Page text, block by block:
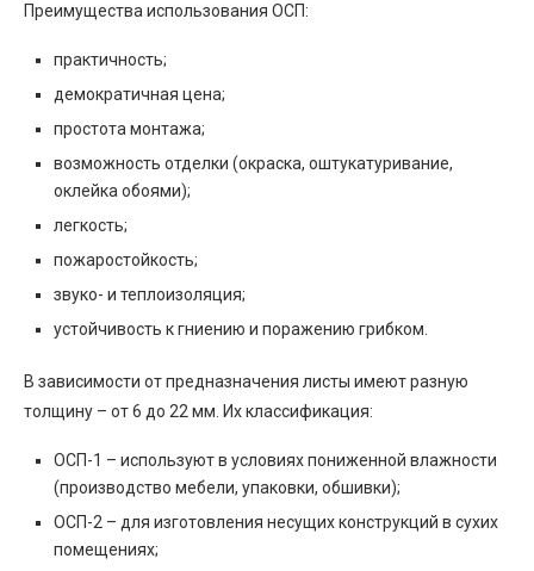
Преимущества использования ОСП:
практичность;
демократичная цена;
простота монтажа;
возможность отделки (окраска, оштукатуривание,
оклейка обоями);
легкость;
пожаростойкость;
звуко- и теплоизоляция;
устойчивость к гниению и поражению грибком.
В зависимости от предназначения листы имеют разную
толщину – от 6 до 22 мм. Их классификация:
ОСП-1 – используют в условиях пониженной влажности
(производство мебели, упаковки, обшивки);
ОСП-2 – для изготовления несущих конструкций в сухих
помещениях;